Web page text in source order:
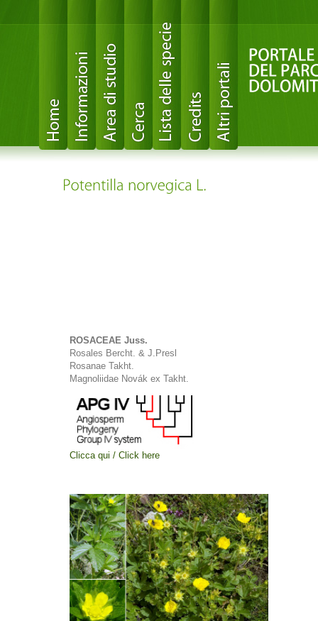
ROSACEAE Juss.
Rosales Bercht. & J.Presl
Rosanae Takht.
Magnoliidae Novák ex Takht.
Clicca qui / Click here